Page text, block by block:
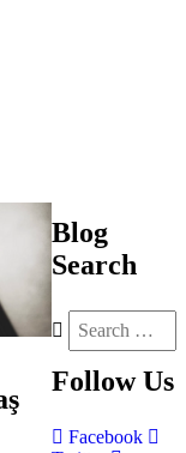
Blog
Search
Follow Us
Facebook